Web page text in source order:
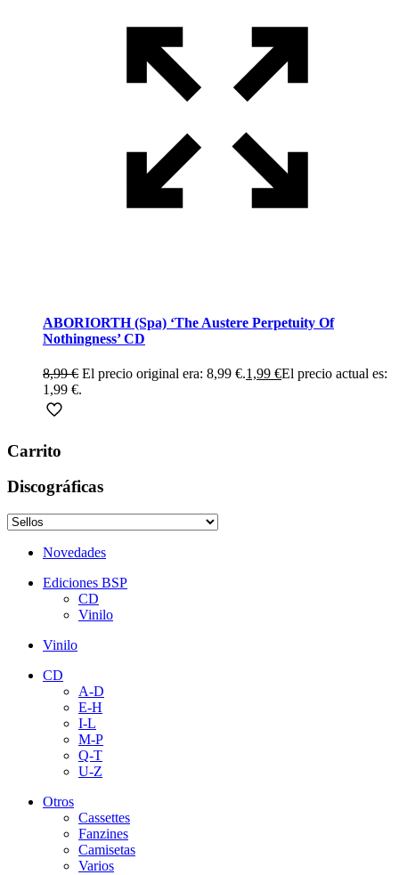
ABORIORTH (Spa) ‘The Austere Perpetuity Of
Nothingness’ CD
8,99€ El precio original era: 8,99 €.1,99 €El precio actual es:
1,99 €.
Carrito
Discográficas
Novedades
Ediciones BSP
CD
Vinilo
Vinilo
CD
A-D
E-H
I-L
M-P
Q-T
U-Z
Otros
Cassettes
Fanzines
Camisetas
Varios